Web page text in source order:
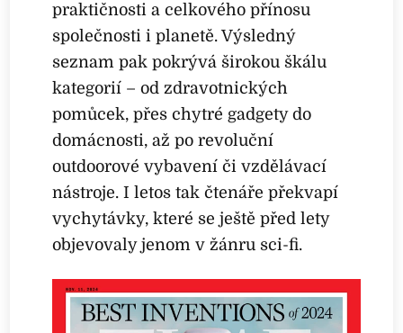
praktičnosti a celkového přínosu
společnosti i planetě. Výsledný
seznam pak pokrývá širokou škálu
kategorií – od zdravotnických
pomůcek, přes chytré gadgety do
domácnosti, až po revoluční
outdoorové vybavení či vzdělávací
nástroje. I letos tak čtenáře překvapí
vychytávky, které se ještě před lety
objevovaly jenom v žánru sci-fi.